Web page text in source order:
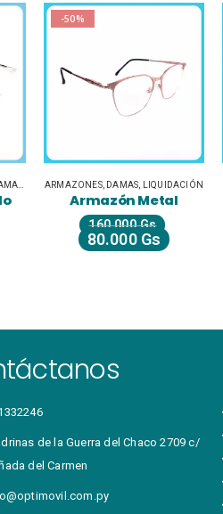
UNISEX JUVENILES
-50%
ARMAZONES, DAMAS LIQUIDACIÓN
Armazón Metal
160.000Gs
80.000 Gs
de la Guerra del Chaco 2709 c/
del Carmen